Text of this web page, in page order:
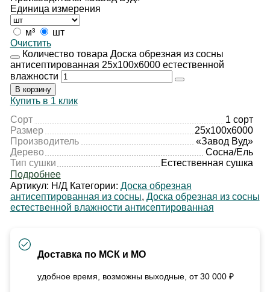
Единица измерения
м³
шт
Очистить
Количество товара Доска обрезная из сосны
антисептированная 25х100х6000 естественной
влажности
В корзину
Купить в 1 клик
Сорт
1 сорт
Размер
25х100х6000
Производитель
«Завод Вуд»
Дерево
Сосна/Ель
Тип сушки
Естественная сушка
Подробнее
Артикул: Н/Д Категории: Доска обрезная
антисептированная из сосны, Доска обрезная из сосны
естественной влажности антисептированная
Доставка по МСК и МО
удобное время, возможны выходные, от 30 000 ₽